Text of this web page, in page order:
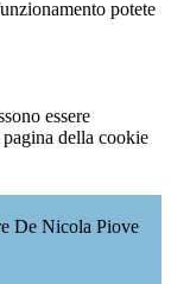
potete
essere
della cookie
De Nicola Piove